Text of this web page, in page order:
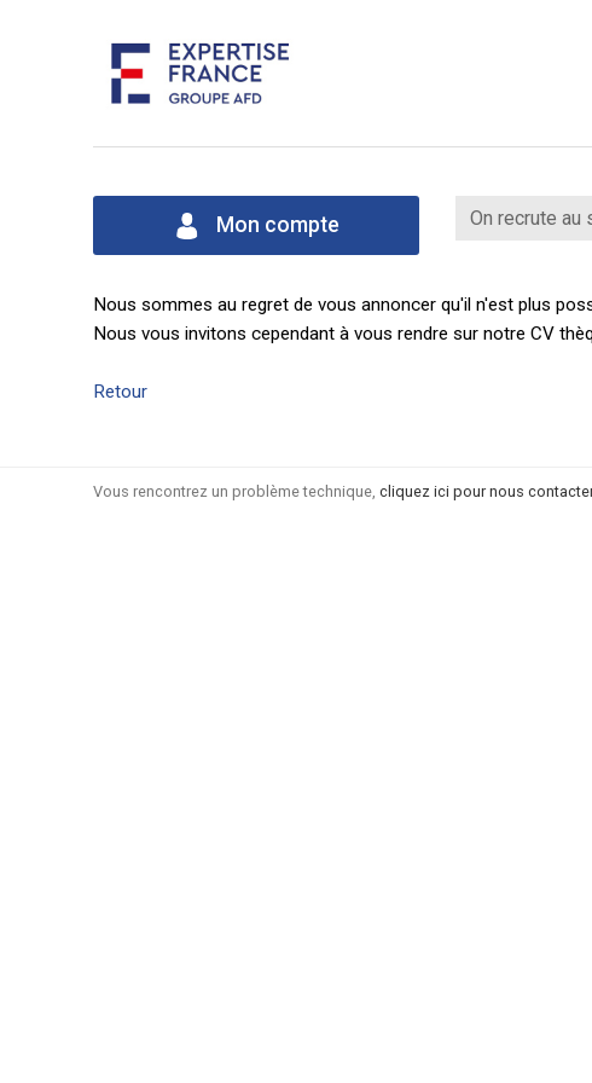
Mon compte On recrute au
Nous sommes au regret de vous annoncer qu'il n'est plus
Nous vous invitons cependant à vous rendre sur notre CV
Retour
Vous rencontrez un problème technique, cliquez ici pour nous contacter